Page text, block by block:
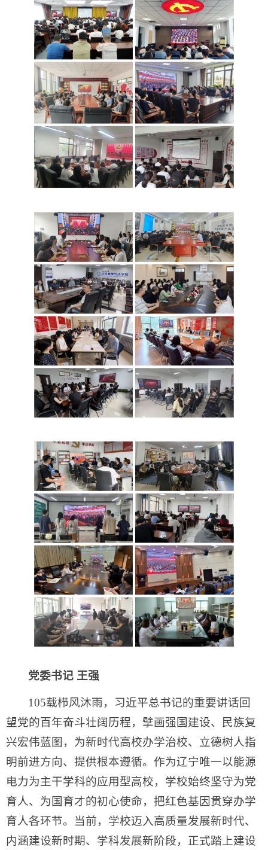
党委书记 王强
105载栉风沐雨，习近平总书记的重要讲话回
望党的百年奋斗壮阔历程，擘画强国建设、民族复
兴宏伟蓝图，为新时代高校办学治校、立德树人指
明前进方向、提供根本遵循。作为辽宁唯一以能源
电力为主干学科的应用型高校，学校始终坚守为党
育人、为国育才的初心使命，把红色基因贯穿办学
育人各环节。当前，学校迈入高质量发展新时代、
内涵建设新时期、学科发展新阶段，正式踏上建设